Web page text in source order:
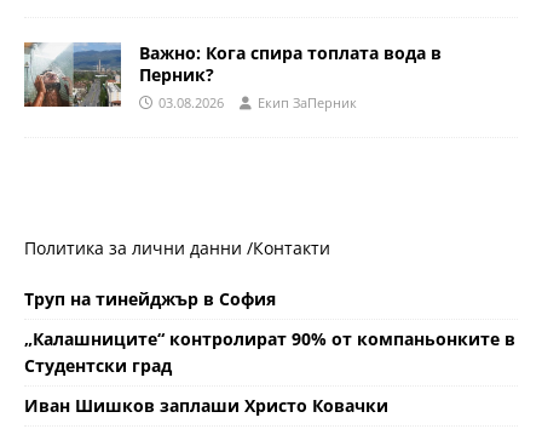
Важно: Кога спира топлата вода в
Перник?
03.08.2026 Eкип ЗаПерник
Политика за лични данни /Контакти
Труп на тинейджър в София
„Калашниците“ контролират 90% от компаньонките в
Студентски град
Иван Шишков заплаши Христо Ковачки